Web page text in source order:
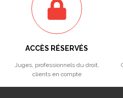
ACCÈS RÉSERVÉS
Juges, professionnels du droit,
clients en compte